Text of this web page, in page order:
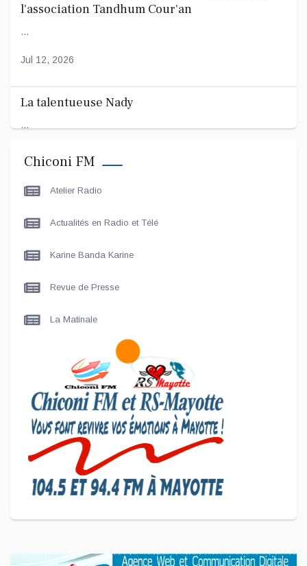
l'association Tandhum Cour'an
...
Jul 12, 2026
La talentueuse Nady
...
Chiconi FM
Atelier Radio
Actualités en Radio et Télé
Karine Banda Karine
Revue de Presse
La Matinale